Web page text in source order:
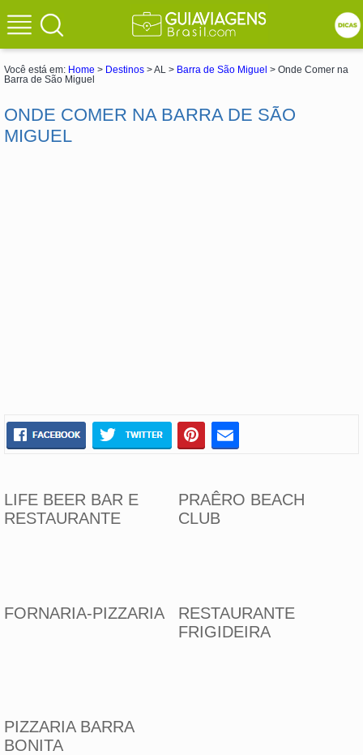
Você está em: Home > Destinos > AL > Barra de São Miguel > Onde Comer na
Barra de São Miguel
ONDE COMER NA BARRA DE SÃO
MIGUEL
LIFE BEER BAR E
RESTAURANTE
PRAÊRO BEACH
CLUB
FORNARIA-PIZZARIA
RESTAURANTE
FRIGIDEIRA
PIZZARIA BARRA
BONITA